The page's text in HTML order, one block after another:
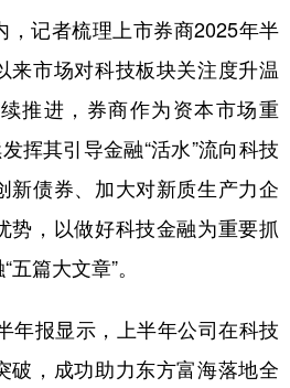
黑龙江
Français عربى
记者梳理上市券商2025年半
来市场对科技板块关注度升温
推进，券商作为资本市场重
挥其引导金融“活水”流向科技
新债券、加大对新质生产力企
势，以做好科技金融为重要抓
篇大文章”。
报显示，上半年公司在科技
破，成功助力东方富海落地全